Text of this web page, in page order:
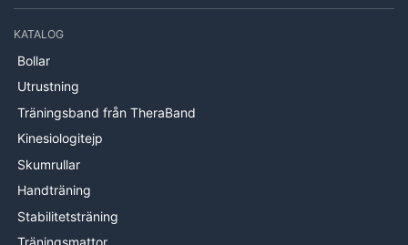
KATALOG
Bollar
Utrustning
Träningsband från TheraBand
Kinesiologitejp
Skumrullar
Handträning
Stabilitetsträning